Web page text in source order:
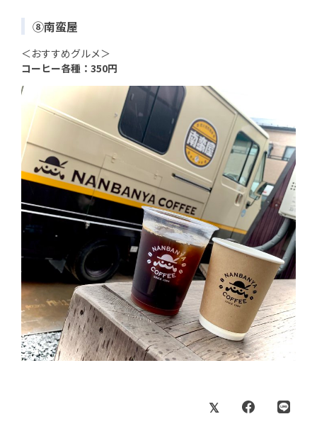
⑧南蛮屋
＜おすすめグルメ＞
コーヒー各種：350円